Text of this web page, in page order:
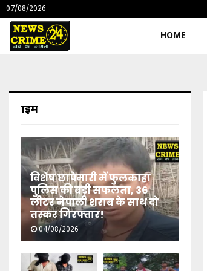
07/08/2026
HOME
क्राइम
विशेष छापेमारी में फुलकाहा
पुलिस की बड़ी सफलता, 36
लीटर नेपाली शराब के साथ दो
तस्कर गिरफ्तार!
04/08/2026